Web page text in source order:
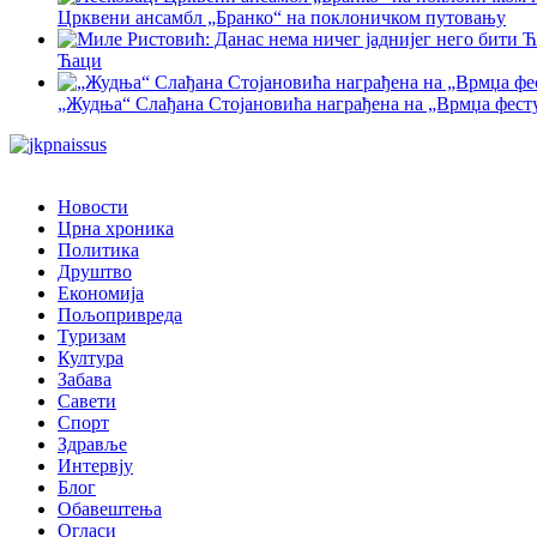
Црквени ансамбл „Бранко“ на поклоничком путовању
Ћаци
„Жудња“ Слађана Стојановића награђена на „Врмџа
Новости
Црна хроника
Политика
Друштво
Економија
Пољопривреда
Туризам
Култура
Забава
Савети
Спорт
Здравље
Интервју
Блог
Обавештења
Огласи